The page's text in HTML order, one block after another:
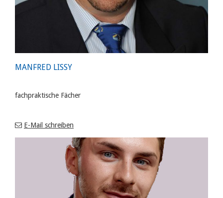
MANFRED LISSY
fachpraktische Fächer
E-Mail schreiben